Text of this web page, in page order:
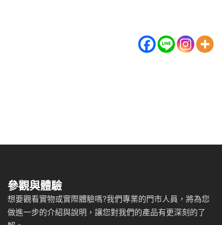
參觀與體驗
想要觀看實物或實際體驗嗎?我們專業的門市人員，將為您
做進一步的介紹與說明，讓您對我們的產品有更深刻的了